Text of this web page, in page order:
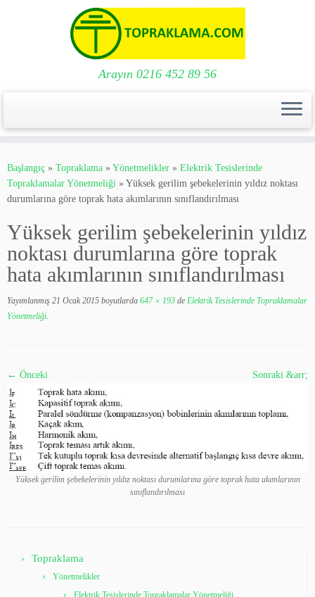
to
content
Arayın 0216 452 89 56
Başlangıç » Topraklama » Yönetmelikler » Elektrik Tesislerinde
Topraklamalar Yönetmeliği » Yüksek gerilim şebekelerinin yıldız noktası
durumlarına göre toprak hata akımlarının sınıflandırılması
Yüksek gerilim şebekelerinin yıldız
noktası durumlarına göre toprak
hata akımlarının sınıflandırılması
Yayımlanmış 21 Ocak 2015 boyutlarda 647 × 193 de Elektrik Tesislerinde Topraklamalar
Yönetmeliği.
← Önceki Sonraki &arr;
Yüksek gerilim şebekelerinin yıldız noktası durumlarına göre toprak hata akımlarının
sınıflandırılması
Topraklama
Yönetmelikler
Elektrik Tesislerinde Topraklamalar Yönetmeliği